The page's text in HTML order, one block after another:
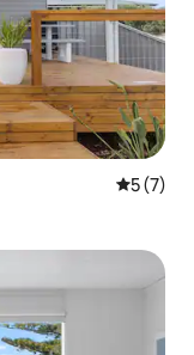
5 de
5 (7)